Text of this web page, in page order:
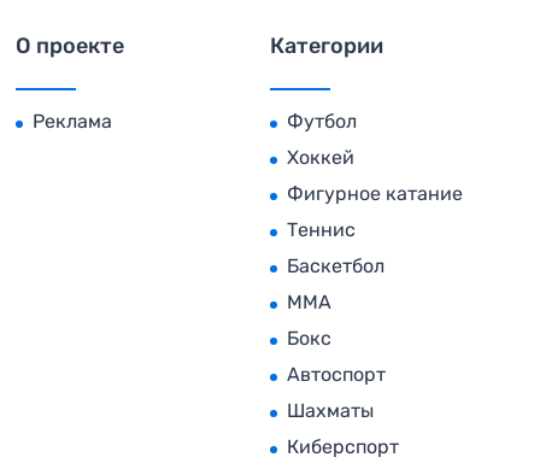
О проекте
Реклама
Категории
Футбол
Хоккей
Фигурное катание
Теннис
Баскетбол
MMA
Бокс
Автоспорт
Шахматы
Киберспорт